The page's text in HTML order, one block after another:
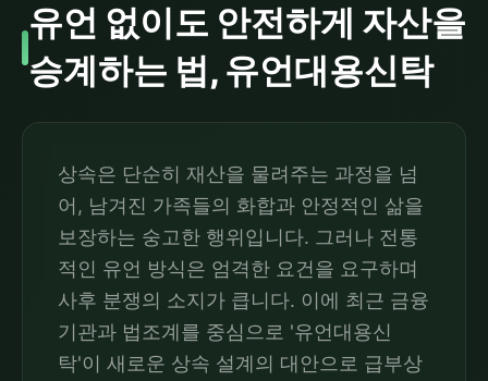
유언 없이도 안전하게 자산을
승계하는 법, 유언대용신탁
상속은 단순히 재산을 물려주는 과정을 넘
어, 남겨진 가족들의 화합과 안정적인 삶을
보장하는 숭고한 행위입니다. 그러나 전통
적인 유언 방식은 엄격한 요건을 요구하며
사후 분쟁의 소지가 큽니다. 이에 최근 금융
기관과 법조계를 중심으로 '유언대용신
탁'이 새로운 상속 설계의 대안으로 급부상